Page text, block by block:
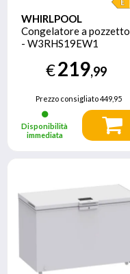
WHIRLPOOL
Congelatore a pozzetto
- W3RHS19EW1
€219,99
Prezzo consigliato449,95
Disponibilità
immediata